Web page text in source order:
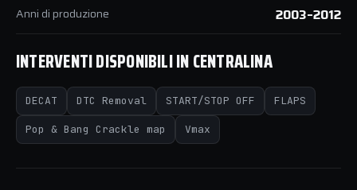
Anni di produzione 2003–2012
INTERVENTI DISPONIBILI IN CENTRALINA
DECAT DTC Removal START/STOP OFF FLAPS
Pop & Bang Crackle map Vmax